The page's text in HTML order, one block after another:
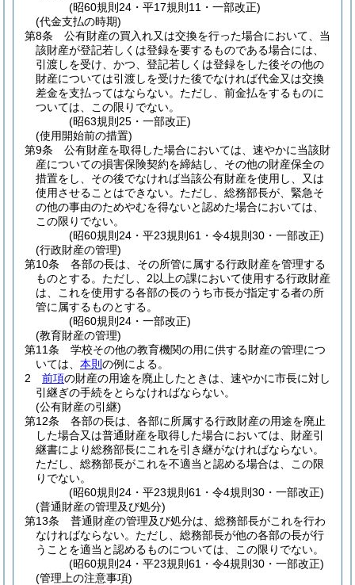
(昭60規則24・平17規則11・一部改正)
(代金支払の時期)
第8条
公有財産の買入れ又は交換を行った場合において、当
該財産が登記若しくは登録を要するものである場合には、
引渡しを受け、かつ、登記若しくは登録をした後その他の
財産については引渡しを受けた後でなければ代金又は交換
差金を支払ってはならない。 ただし、前金払をするものに
ついては、この限りでない。
(昭63規則25・一部改正)
(使用開始前の措置)
第9条
公有財産を取得した場合においては、速やかに当該財
産についての損害保険契約を締結し、その他の財産保全の
措置をし、その後でなければ当該公有財産を使用し、又は
使用させることはできない。 ただし、総務部長が、緊急そ
の他の事由のためやむを得ないと認めた場合においては、
この限りでない。
(昭60規則24・平23規則61・令4規則30・一部改正)
(行政財産の管理)
第10条
各部の長は、その所管に属する行政財産を管理する
ものとする。 ただし、2以上の課において使用する行政財産
は、これを使用する各部の長のうち市長が指定する者の所
管に属するものとする。
(昭60規則24・一部改正)
(教育財産の管理)
第11条
学校その他の教育機関の用に供する財産の管理につ
いては、 本則 の例による。
2
前項の財産の用途を廃止したときは、速やかに市長に対し
引継ぎの手続をとらなければならない。
(公有財産の引継)
第12条
各部の長は、各部に所属する行政財産の用途を廃止
した場合又は普通財産を取得した場合においては、財産引
継書により総務部長にこれを引き継がなければならない。
ただし、総務部長がこれを不適当と認める場合は、この限
りでない。
(昭60規則24・平23規則61・令4規則30・一部改正)
(普通財産の管理及び処分)
第13条
普通財産の管理及び処分は、総務部長がこれを行わ
なければならない。 ただし、総務部長が他の各部の長が行
うことを適当と認めるものについては、この限りでない。
(昭60規則24・平23規則61・令4規則30・一部改正)
(管理上の注意事項)